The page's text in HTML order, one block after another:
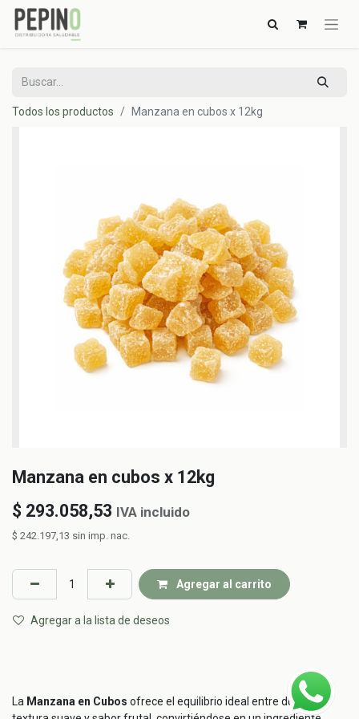
Todos los productos Manzana en cubos x 12kg
Manzana en cubos x 12kg
$ 293.058,53 IVA incluido
$ 242.197,13 sin imp. nac.
Agregar al carrito
Agregar a la lista de deseos
La Manzana en Cubos ofrece el equilibrio ideal entre dulzura,